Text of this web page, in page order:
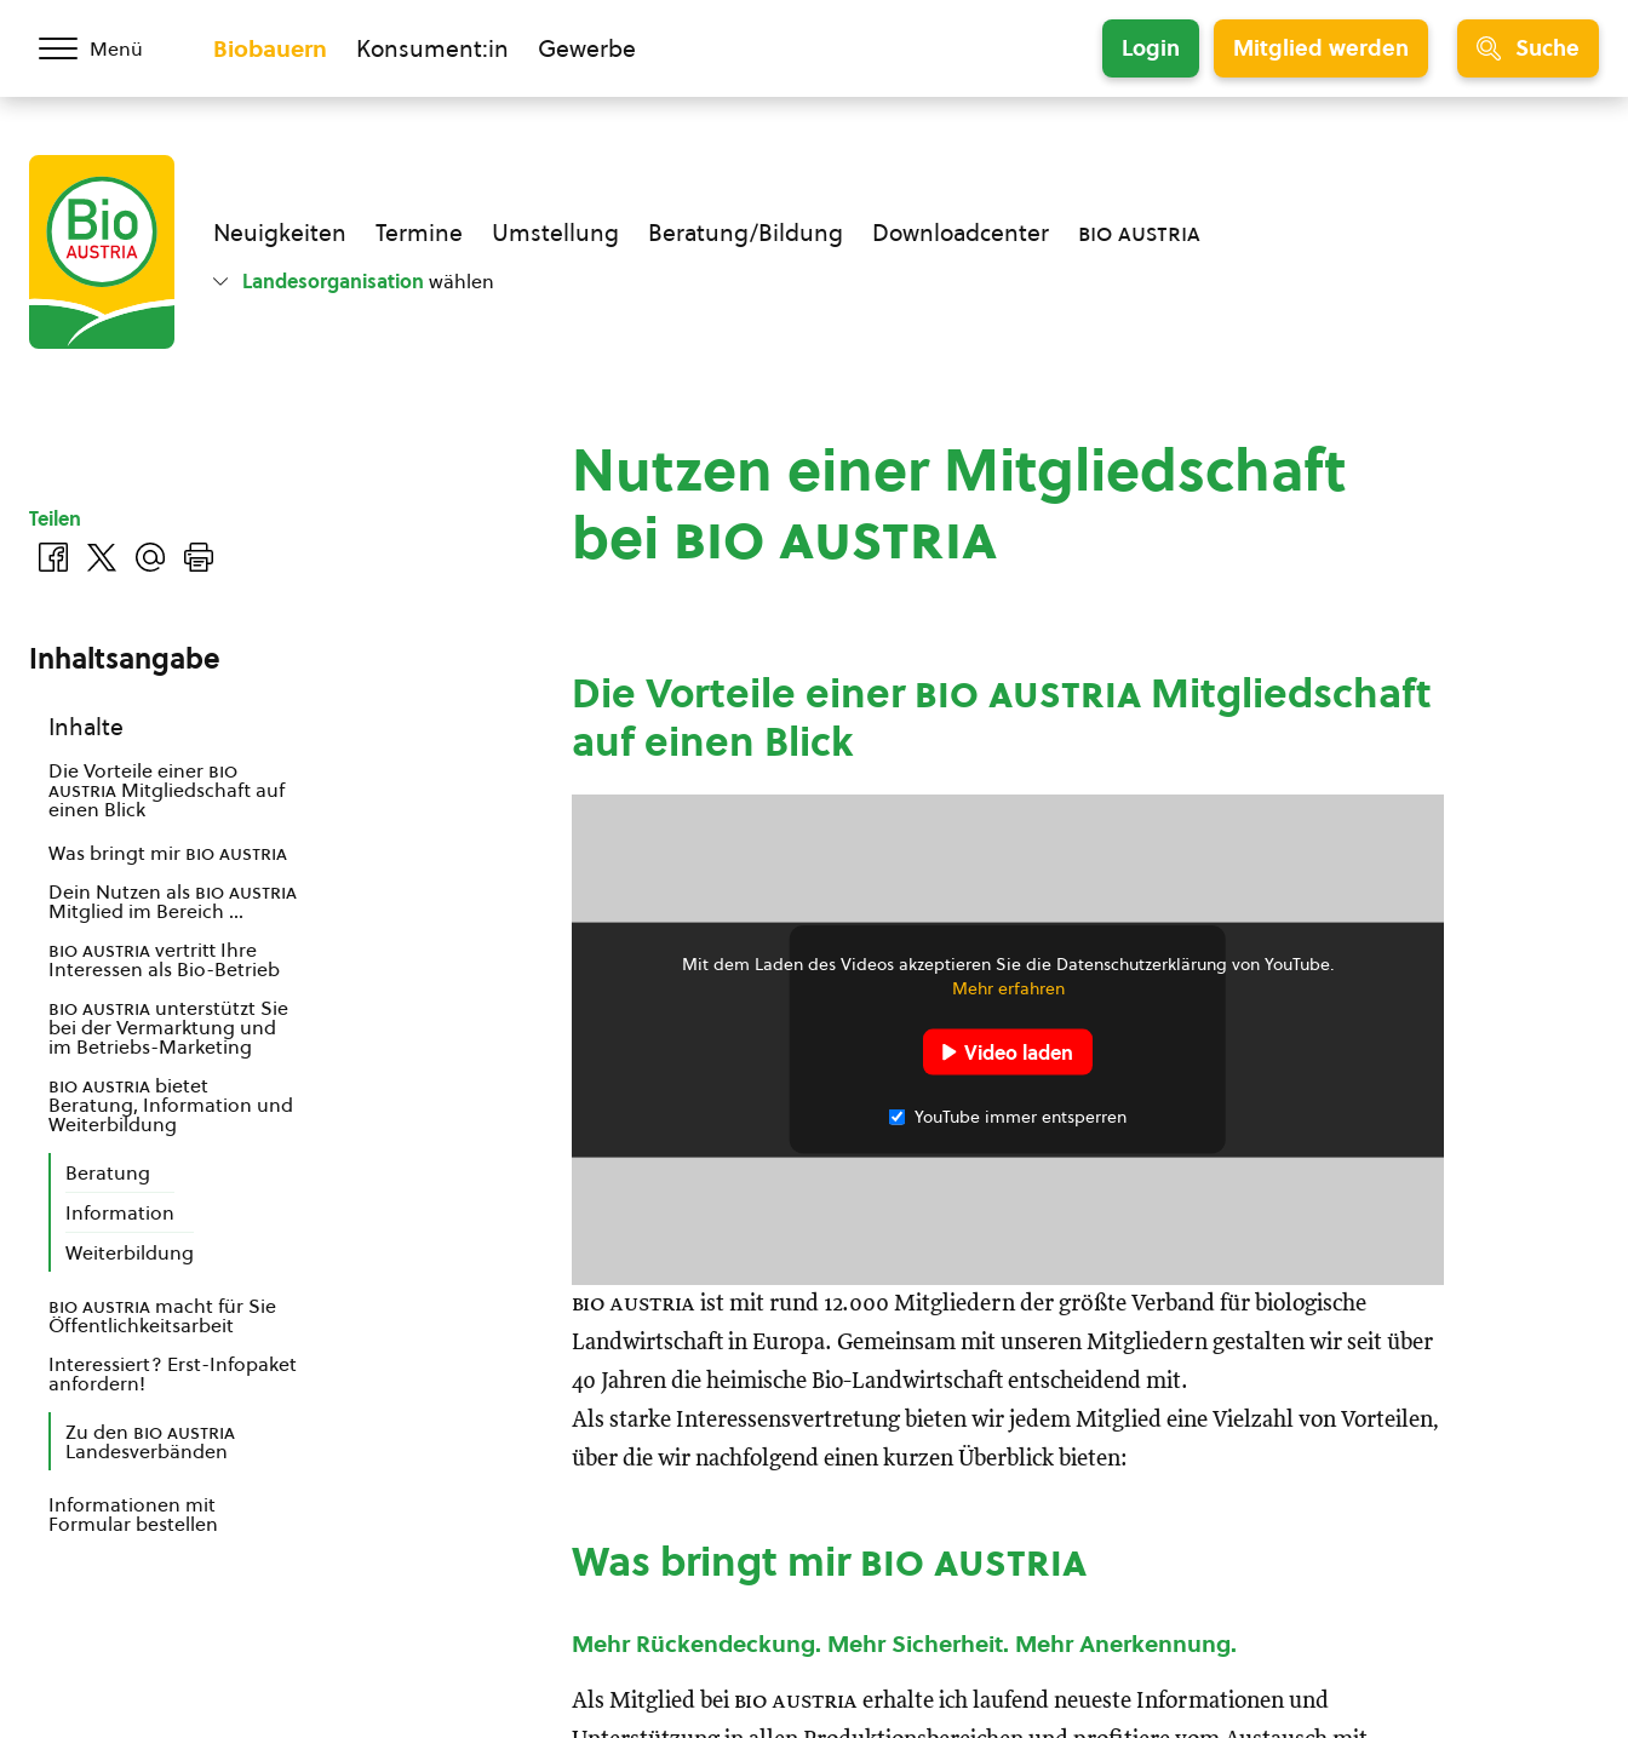
Menü Biobauern Konsument:in Gewerbe Login Mitglied werden Suche
Neuigkeiten Termine Umstellung Beratung/Bildung Downloadcenter bio austria
Landesorganisation wählen
Nutzen einer Mitgliedschaft
bei bio austria
Die Vorteile einerbio austria Mitgliedschaft
auf einen Blick
Mit dem Laden des Videos akzeptieren Sie die Datenschutzerklärung von YouTube.
Mehr erfahren
Video laden
YouTube immer entsperren
bio austria ist mit rund 12.000 Mitgliedern der größte Verband für biologische
Landwirtschaft in Europa. Gemeinsam mit unseren Mitgliedern gestalten wir seit über
40 Jahren die heimische Bio-Landwirtschaft entscheidend mit.
Als starke Interessensvertretung bieten wir jedem Mitglied eine Vielzahl von Vorteilen,
über die wir nachfolgend einen kurzen Überblick bieten:
Was bringt mirbio austria
Mehr Rückendeckung. Mehr Sicherheit. Mehr Anerkennung.
Als Mitglied bei bio austria erhalte ich laufend neueste Informationen und
Teilen
Inhaltsangabe
Inhalte
Die Vorteile einer bio
austria Mitgliedschaft auf
einen Blick
Was bringt mir bio austria
Dein Nutzen als bio austria
Mitglied im Bereich …
bio austriavertritt Ihre
Interessen als Bio-Betrieb
bio austria unterstützt Sie
bei der Vermarktung und
im Betriebs-Marketing
bio austria bietet
Beratung, Information und
Weiterbildung
Beratung
Information
Weiterbildung
bio austria macht für Sie
Öffentlichkeitsarbeit
Interessiert? Erst-Infopaket
anfordern!
Zu den bio austria
Landesverbänden
Informationen mit
Formular bestellen